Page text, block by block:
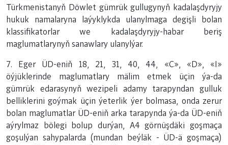
Türkmenistanyň Döwlet gümrük gullugynyň kadalaşdyryjy
hukuk namalaryna laýyklykda ulanylmaga degişli bolan
klassifikatorlar we kadalaşdyryjy-habar beriş
maglumatlarynyň sanawlary ulanylýar.
7. Eger ÜD-eniň 18, 21, 31, 40, 44, «C», «D», «I»
öýjüklerinde maglumatlary mälim etmek üçin ýa-da
gümrük edarasynyň wezipeli adamy tarapyndan gulluk
belliklerini goýmak üçin ýeterlik ýer bolmasa, onda zerur
bolan maglumatlar ÜD-eniň arka tarapynda ýa-da ÜD-eniň
aýrylmaz bölegi bolup durýan, A4 görnüşdäki goşmaça
goşulýan sahypalarda (mundan beýläk - ÜD-ä goşmaça)